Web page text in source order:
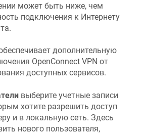
может быть ниже, чем
подключения к Интернету
дополнительную
OpenConnect VPN от
доступных сервисов.
выберите учетные записи
хотите разрешить доступ
и в локальную сеть. Здесь
нового пользователя,